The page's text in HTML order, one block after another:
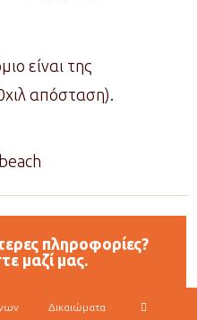
είναι της
απόσταση).
πληροφορίες?
μαζί μας.
Δικαιώματα